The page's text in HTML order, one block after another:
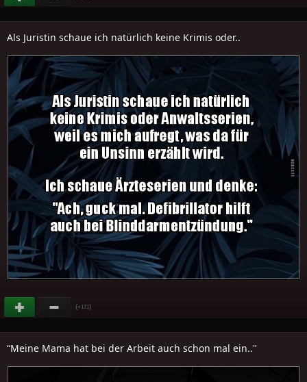
Als Juristin schaue ich natürlich keine Krimis oder..
(+171)
“Meine Mama hat bei der Arbeit auch schon mal ein.."